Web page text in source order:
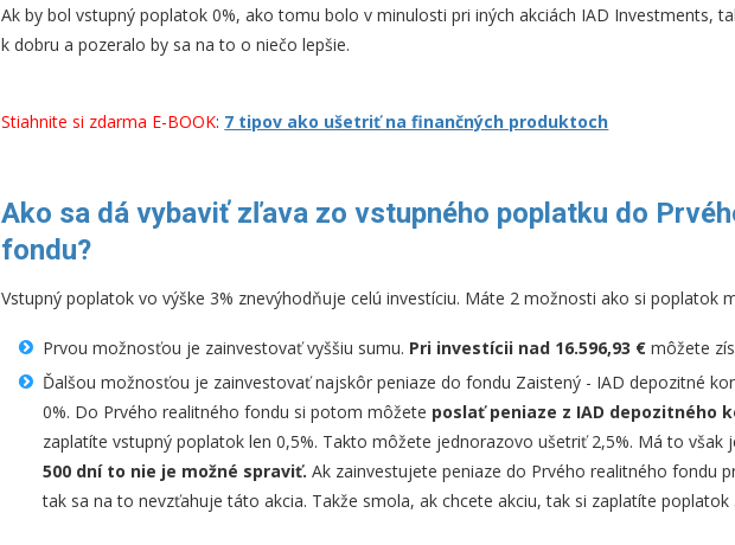
Ak by bol vstupný poplatok 0%, ako tomu bolo v minulosti pri iných akciách IAD Investments,
k dobru a pozeralo by sa na to o niečo lepšie.
Stiahnite si zdarma E-BOOK: 7 tipov ako ušetriť na finančných produktoch
Ako sa dá vybaviť zľava zo vstupného poplatku do
fondu?
Vstupný poplatok vo výške 3% znevýhodňuje celú investíciu. Máte 2 možnosti ako si poplatok
Prvou možnosťou je zainvestovať vyššiu sumu. Pri investícii nad 16.596,93 € môžete
Ďalšou možnosťou je zainvestovať najskôr peniaze do fondu Zaistený - IAD depozitné
0%. Do Prvého realitného fondu si potom môžete poslať peniaze z IAD depozitného
zaplatíte vstupný poplatok len 0,5%. Takto môžete jednorazovo ušetriť 2,5%. Má to však
500 dní to nie je možné spraviť. Ak zainvestujete peniaze do Prvého realitného fondu
tak sa na to nevzťahuje táto akcia. Takže smola, ak chcete akciu, tak si zaplatíte poplatok